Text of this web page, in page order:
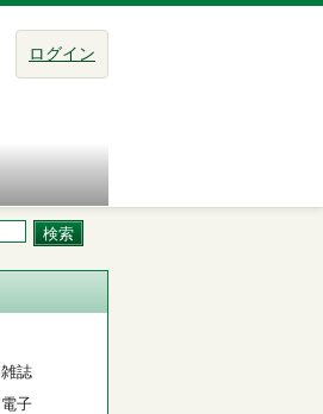
ログイン
雑誌
電子